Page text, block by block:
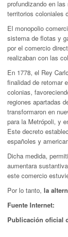
profundizando en
territorios coloniales
El monopolio
sistema de flotas y
por el comercio
realizaban con las
En 1778, el Rey
finalidad de retomar
colonias,
regiones apartadas
transformaron en
para la Metrópoli, y
Este decreto
españoles y
Dicha medida,
aumentara
este comercio
Por lo tanto, la
Fuente Internet:
Publicación oficial